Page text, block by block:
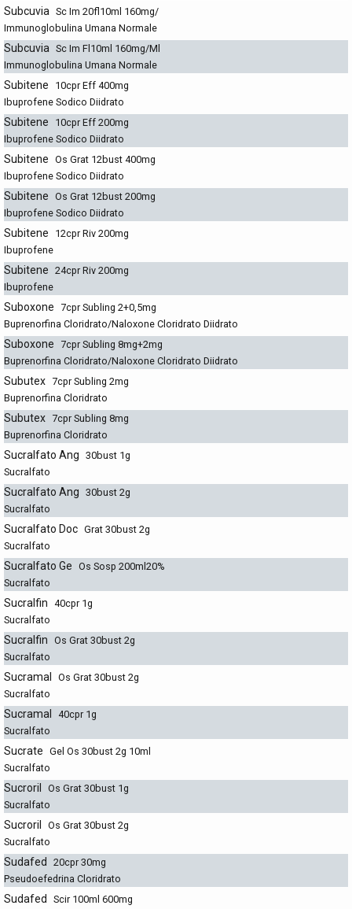
Subcuvia Sc Im 20fl10ml 160mg/
Immunoglobulina Umana Normale
Subcuvia Sc Im Fl10ml 160mg/Ml
Immunoglobulina Umana Normale
Subitene
10cpr Eff 400mg
Ibuprofene Sodico Diidrato
Subitene
10cpr Eff 200mg
Ibuprofene Sodico Diidrato
Subitene Os Grat 12bust 400mg
Ibuprofene Sodico Diidrato
Subitene Os Grat 12bust 200mg
Ibuprofene Sodico Diidrato
Subitene
12cpr Riv 200mg
Ibuprofene
Subitene 24cpr Riv 200mg
Ibuprofene
Suboxone
7cpr Subling 2+0,5mg
Buprenorfina Cloridrato/Naloxone Cloridrato Diidrato
Suboxone
7cpr Subling 8mg+2mg
Buprenorfina Cloridrato/Naloxone Cloridrato Diidrato
Subutex 7cpr Subling 2mg
Buprenorfina Cloridrato
Subutex 7cpr Subling 8mg
Buprenorfina Cloridrato
Sucralfato Ang 30bust 1g
Sucralfato
Sucralfato Ang 30bust 2g
Sucralfato
Sucralfato Doc Grat 30bust 2g
Sucralfato
Sucralfato Ge Os Sosp 200ml20%
Sucralfato
Sucralfin 40cpr 1g
Sucralfato
Sucralfin Os Grat 30bust 2g
Sucralfato
Sucramal
Os Grat 30bust 2g
Sucralfato
Sucramal
40cpr 1g
Sucralfato
Sucrate Gel Os 30bust 2g 10ml
Sucralfato
Sucroril
Os Grat 30bust 1g
Sucralfato
Sucroril
Os Grat 30bust 2g
Sucralfato
Sudafed
20cpr 30mg
Pseudoefedrina Cloridrato
Sudafed
Scir 100ml 600mg